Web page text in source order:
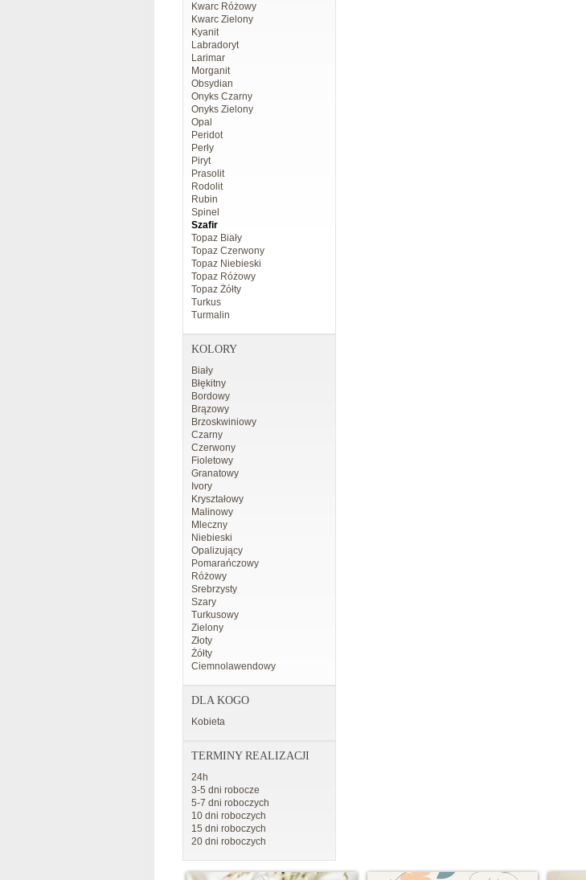
Kwarc Różowy
Kwarc Zielony
Kyanit
Labradoryt
Larimar
Morganit
Obsydian
Onyks Czarny
Onyks Zielony
Opal
Peridot
Perły
Piryt
Prasolit
Rodolit
Rubin
Spinel
Szafir
Topaz Biały
Topaz Czerwony
Topaz Niebieski
Topaz Różowy
Topaz Żółty
Turkus
Turmalin
KOLORY
Biały
Błękitny
Bordowy
Brązowy
Brzoskwiniowy
Czarny
Czerwony
Fioletowy
Granatowy
Ivory
Kryształowy
Malinowy
Mleczny
Niebieski
Opalizujący
Pomarańczowy
Różowy
Srebrzysty
Szary
Turkusowy
Zielony
Złoty
Żółty
Ciemnolawendowy
DLA KOGO
Kobieta
TERMINY REALIZACJI
24h
3-5 dni robocze
5-7 dni roboczych
10 dni roboczych
15 dni roboczych
20 dni roboczych